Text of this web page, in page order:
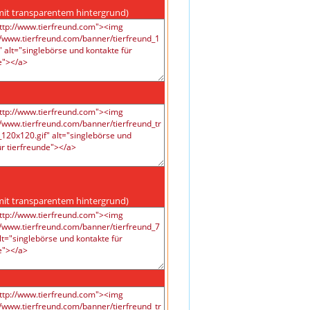
transparentem hintergrund)
transparentem hintergrund)